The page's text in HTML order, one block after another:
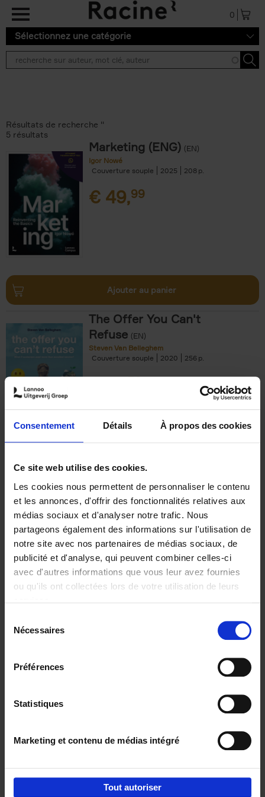
Consentement Détails À propos des cookies
Ce site web utilise des cookies.
Les cookies nous permettent de personnaliser le contenu
et les annonces, d'offrir des fonctionnalités relatives aux
médias sociaux et d'analyser notre trafic. Nous
partageons également des informations sur l'utilisation de
notre site avec nos partenaires de médias sociaux, de
publicité et d'analyse, qui peuvent combiner celles-ci
avec d'autres informations que vous leur avez fournies
ou qu'ils ont collectées lors de votre utilisation de leurs
Nécessaires
Préférences
Statistiques
Marketing et contenu de médias intégré
Tout autoriser
Aller au contenu principal
0
Sélectionnez une catégorie
Résultats de recherche ''
5 résultats
Marketing (ENG) (EN)
Igor Nowé
Couverture souple
2025 208
€ 49,99
Ajouter au panier
The Offer You Can't
Refuse (EN)
Steven Van Belleghem
Couverture souple
2020 256
€37,50
Building Bonds = Building
Business
Jochen Roef Jozefien De Feyter
Carolien Boom
Couverture souple
2025 200
€29,99
Digital marketing like a PRO -
completely revised edition (EN)